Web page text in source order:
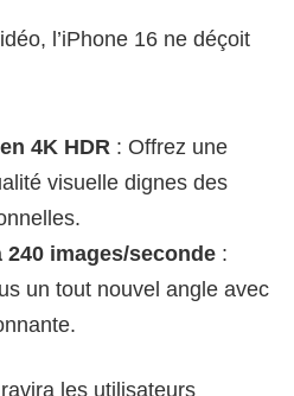
l’iPhone 16 ne déçoit
4K HDR : Offrez une
visuelle dignes des
240 images/seconde :
un tout nouvel angle avec
les utilisateurs